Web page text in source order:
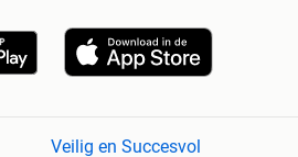
Veilig en Succesvol